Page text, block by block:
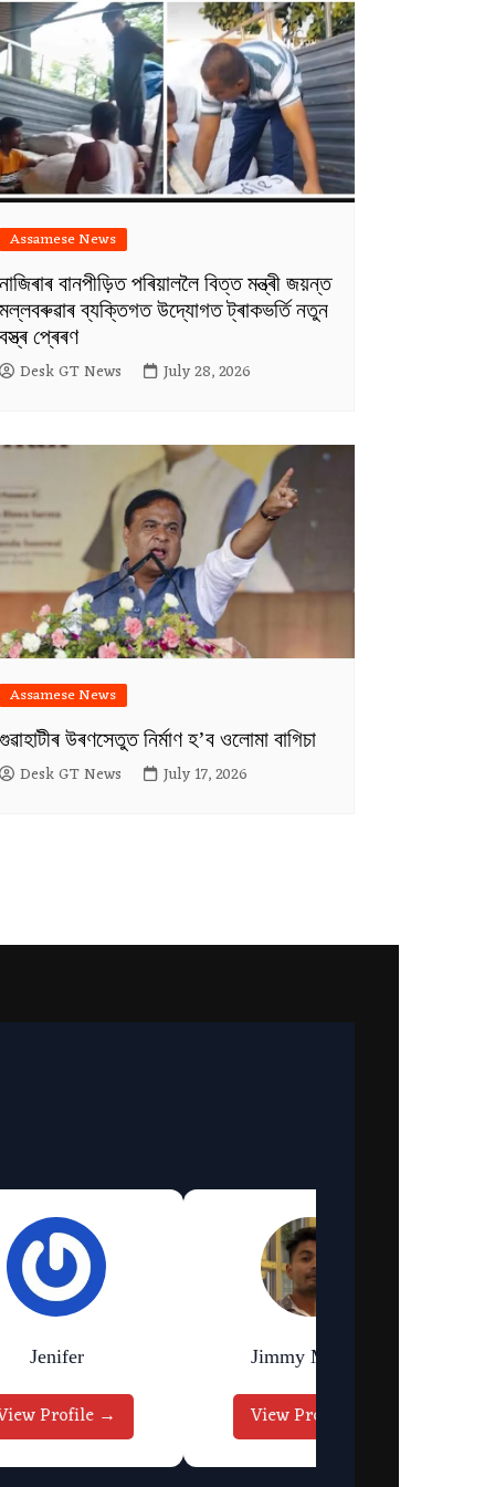
Assamese News
বানপীড়িত পৰিয়াললৈ বিত্ত মন্ত্ৰী জয়ন্ত
ব্যক্তিগত উদ্যোগত ট্ৰাকভৰ্তি নতুন
প্ৰেৰণ
Desk GT News July 28, 2026
Assamese News
উৰণসেতুত নিৰ্মাণ হ’ব ওলোমা বাগিচা
Desk GT News July 17, 2026
Jenifer
Profile →
Jimmy Murmu
View Profile →